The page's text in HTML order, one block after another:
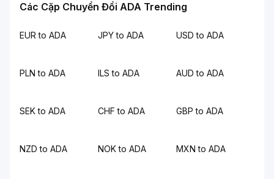
Các Cặp Chuyển Đổi ADA Trending
EUR to ADA JPY to ADA USD to ADA
PLN to ADA ILS to ADA AUD to ADA
SEK to ADA CHF to ADA GBP to ADA
NZD to ADA NOK to ADA MXN to ADA